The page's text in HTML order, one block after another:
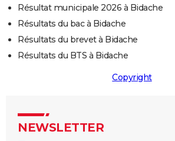
Résultat municipale 2026 à Bidache
Résultats du bac à Bidache
Résultats du brevet à Bidache
Résultats du BTS à Bidache
Copyright
NEWSLETTER